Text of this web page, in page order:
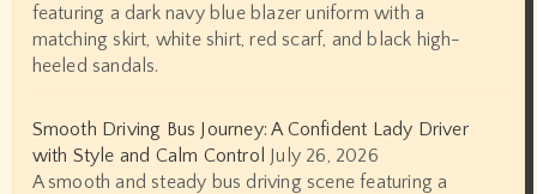
featuring a dark navy blue blazer uniform with a
matching skirt, white shirt, red scarf, and black high-
heeled sandals.
Smooth Driving Bus Journey: A Confident Lady Driver
with Style and Calm Control July 26, 2026
A smooth and steady bus driving scene featuring a